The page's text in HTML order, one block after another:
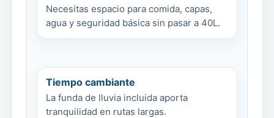
Necesitas espacio para comida, capas,
agua y seguridad básica sin pasar a 40L.
Tiempo cambiante
La funda de lluvia incluida aporta
tranquilidad en rutas largas.